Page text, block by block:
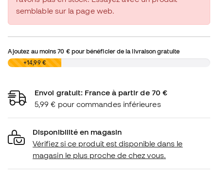
semblable sur la page web.
Ajoutez au moins70 €pour bénéficier de la livraison gratuite
0,00 €+14,99 €
Envoi gratuit: France à partir de 70 €
5,99 € pour commandes inférieures
Disponibilité en magasin
Vérifiez si ce produit est disponible dans le
magasin le plus proche de chez vous.